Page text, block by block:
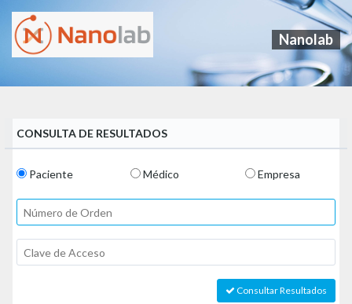
Nanolab
CONSULTA DE RESULTADOS
Paciente Médico Empresa
Consultar Resultados